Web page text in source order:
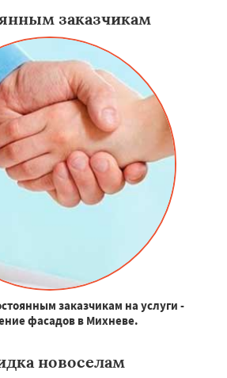
заказчикам
заказчикам на услуги -
фасадов в Михневе.
новоселам